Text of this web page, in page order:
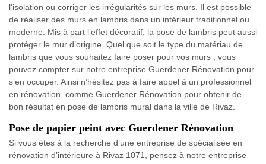
l’isolation ou corriger les irrégularités sur les murs. Il est possible
de réaliser des murs en lambris dans un intérieur traditionnel ou
moderne. Mis à part l’effet décoratif, la pose de lambris peut aussi
protéger le mur d’origine. Quel que soit le type du matériau de
lambris que vous souhaitez faire poser pour vos murs ; vous
pouvez compter sur notre entreprise Guerdener Rénovation pour
s’en occuper. Ainsi n’hésitez pas à faire appel à un professionnel
en rénovation, comme Guerdener Rénovation pour obtenir de
bon résultat en pose de lambris mural dans la ville de Rivaz.
Pose de papier peint avec Guerdener Rénovation
Si vous êtes à la recherche d’une entreprise de spécialisée en
rénovation d’intérieure à Rivaz 1071, pensez à notre entreprise